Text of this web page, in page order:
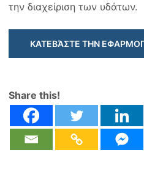
την διαχείριση των υδάτων.
ΚΑΤΕΒΆΣΤΕ ΤΗΝ
Share this!